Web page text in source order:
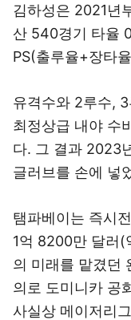
김하성은 2021년
산 540경기 타율
PS(출루율+장타
유격수와 2루수,
최정상급 내야 수
다. 그 결과 2023
글러브를 손에 넣
탬파베이는 즉시
1억 8200만 달러(
의 미래를 맡겼던
의로 도미니카 공
사실상 메이저리